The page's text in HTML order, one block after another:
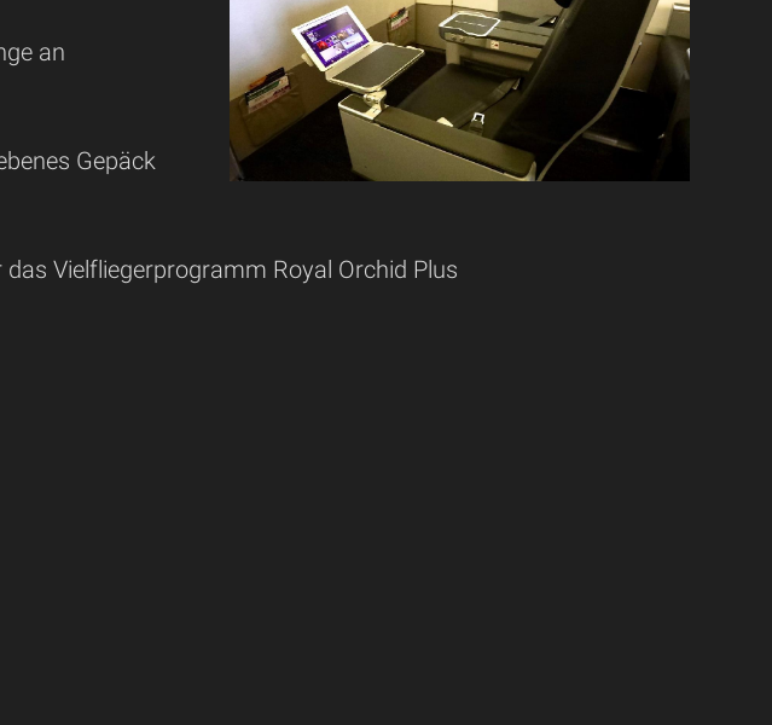
an
Gepäck
Vielfliegerprogramm Royal Orchid Plus